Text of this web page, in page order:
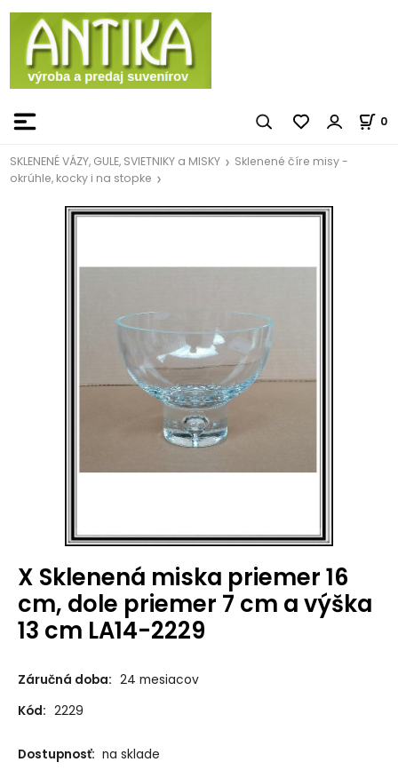
0
SKLENENÉ VÁZY, GULE, SVIETNIKY a MISKY
Sklenené číre misy -
okrúhle, kocky i na stopke
X Sklenená miska priemer 16
cm, dole priemer 7 cm a výška
13 cm LA14-2229
Záručná doba: 24 mesiacov
Kód: 2229
Dostupnosť: na sklade